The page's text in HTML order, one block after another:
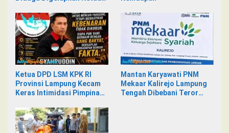
Ketua DPD LSM KPK RI
Provinsi Lampung Kecam
Keras Intimidasi Pimpinan
Kalirejo terhadap Nad
Mantan Karyawati PNM
Mekaar Kalirejo Lampung
Tengah Dibebani Teror